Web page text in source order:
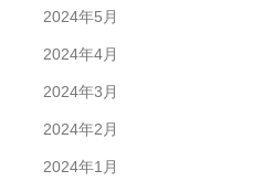
2024年5月
2024年4月
2024年3月
2024年2月
2024年1月